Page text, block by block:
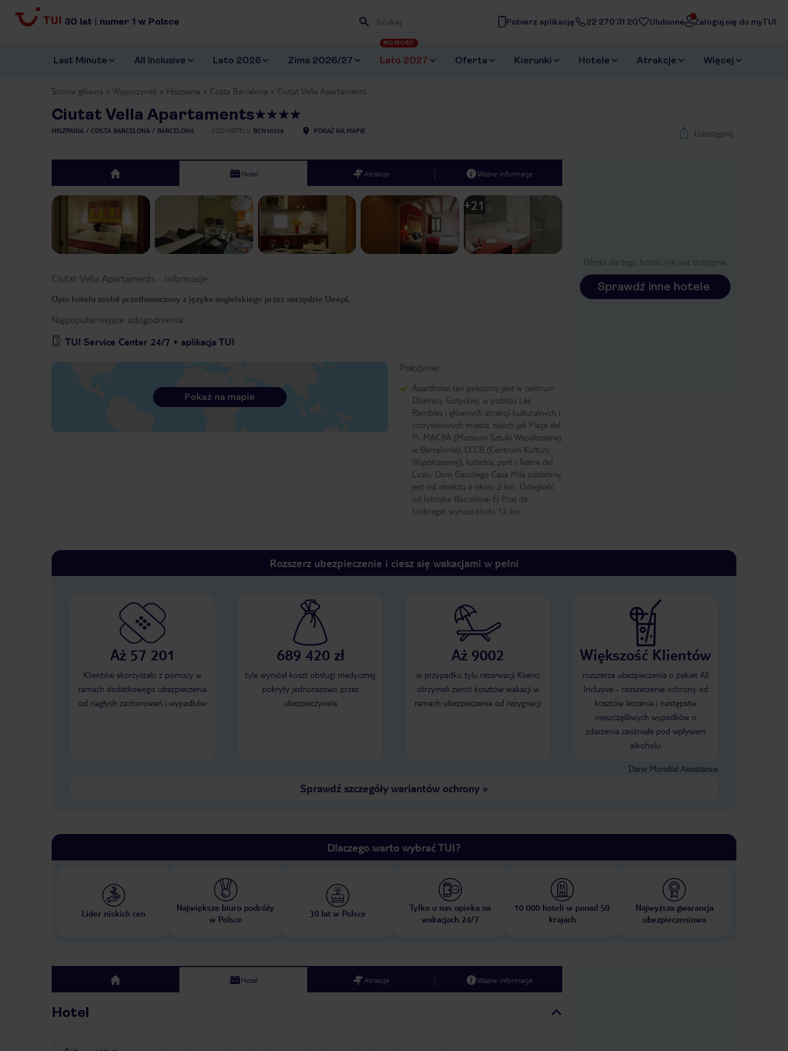
30 lat | numer 1 w Polsce Wpisz frazę, której szukasz
Pobierz aplikację 22 270 31 20 Ulubione Zaloguj się do myTUI
Last Minute All Inclusive Lato 2026 Zima 2026/27 Lato 2027
NOWOŚĆ
Oferta Kierunki Hotele Atrakcje Więcej
Strona główna Wypoczynek Hiszpania Costa Barcelona Ciutat Vella Apartaments
Ciutat Vella Apartaments
HISZPANIA COSTA BARCELONA BARCELONA KOD HOTELU BCN10328 POKAŻ NA MAPIE Udostępnij
Oferta dla tego hotelu nie jest dostępna.
Sprawdź inne hotele
top Hotel Atrakcje Ważne informacje
Previous slide Next slide
1
+21
Ciutat Vella Apartaments - informacje
Opis hotelu został przetłumaczony z języka angielskiego przez narzędzie DeepL
Najpopularniejsze udogodnienia:
TUI Service Center 24/7 + aplikacja TUI
Położenie:
Aparthotel ten położony jest w centrum
Dzielnicy Gotyckiej, w pobliżu Las
Ramblas i głównych atrakcji kulturalnych i
rozrywkowych miasta, takich jak Plaça del
Pi, MACBA (Muzeum Sztuki Współczesnej
w Barcelonie), CCCB (Centrum Kultury
Współczesnej), katedra, port i Teatre del
Liceu. Dom Gaudiego Casa Mila oddalony
jest od obiektu o około 2 km. Odległość
od lotniska Barcelona-El Prat de
Llobregat wynosi około 12 km.
Pokaż na mapie
Rozszerz ubezpieczenie i ciesz się wakacjami w pełni
Aż 57 201
Klientów skorzystało z pomocy w
ramach dodatkowego ubezpieczenia
od nagłych zachorowań i wypadków
689 420 zł
tyle wyniósł koszt obsługi medycznej
pokryty jednorazowo przez
ubezpieczyciela
Aż 9002
w przypadku tylu rezerwacji Klienci
otrzymali zwrot kosztów wakacji w
ramach ubezpieczenia od rezygnacji
Większość Klientów
rozszerza ubezpieczenia o pakiet All
Inclusive - rozszerzenie ochrony od
kosztów leczenia i następstw
nieszczęśliwych wypadków o
zdarzenia zaistniałe pod wpływem
alkoholu
Dane Mondial Assistance
Sprawdź szczegóły wariantów ochrony»
Dlaczego warto wybrać TUI?
Lider niskich cen
Największe biuro podróży
w Polsce
30 lat w Polsce
Tylko u nas opieka na
wakacjach 24/7
10 000 hoteli w ponad 50
krajach
Najwyższa gwarancja
ubezpieczeniowa
top Hotel Atrakcje Ważne informacje
Hotel